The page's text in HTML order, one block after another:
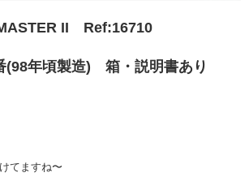
II Ref:16710
年頃製造) 箱・説明書あり
てますね〜